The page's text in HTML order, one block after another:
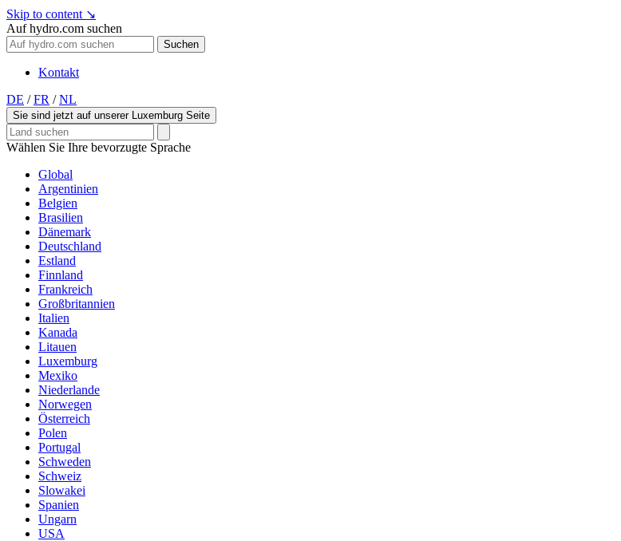
Skip to content ↘
Auf hydro.com suchen
Suchen
Kontakt
DE / FR / NL
Sie sind jetzt auf unserer Luxemburg Seite
Wählen Sie Ihre bevorzugte Sprache
Global
Argentinien
Belgien
Brasilien
Dänemark
Deutschland
Estland
Finnland
Frankreich
Großbritannien
Italien
Kanada
Litauen
Luxemburg
Mexiko
Niederlande
Norwegen
Österreich
Polen
Portugal
Schweden
Schweiz
Slowakei
Spanien
Ungarn
USA